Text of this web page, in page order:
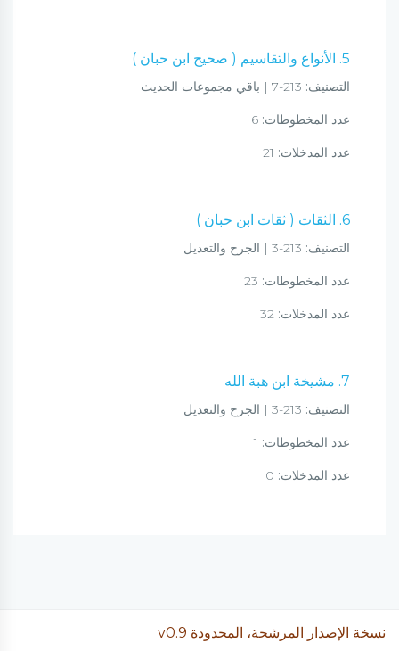
5. الأنواع والتقاسيم ( صحيح ابن حبان )
التصنيف:
عدد المخطوطات:
عدد المدخلات:
6. الثقات ( ثقات ابن حبان )
التصنيف:
عدد المخطوطات:
عدد المدخلات:
7. مشيخة ابن هبة الله
التصنيف:
عدد المخطوطات:
عدد المدخلات:
نسخة الإصدار المرشحة، المحدودة v0.9